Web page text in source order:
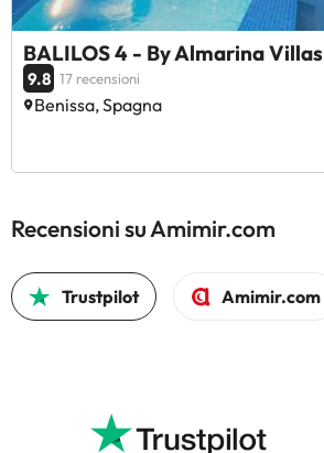
BALILOS 4 - By Almarina Villas
9.8 17 recensioni
Benissa, Spagna
Recensioni su Amimir.com
Trustpilot Amimir.com